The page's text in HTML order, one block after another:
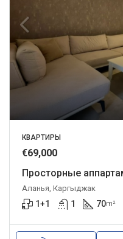
КВАРТИРЫ
€69,000
Аланья, Каргыджак
1+1 1 70m²